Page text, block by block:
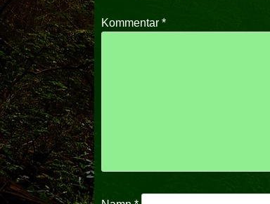
Kommentar*